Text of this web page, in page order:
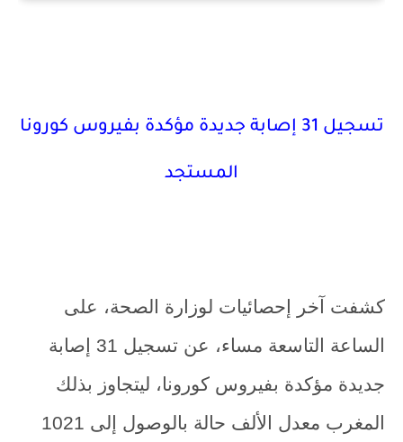
تسجيل 31 إصابة جديدة مؤكدة بفيروس كورونا
المستجد
كشفت آخر إحصائيات لوزارة الصحة، على
الساعة التاسعة مساء، عن تسجيل 31 إصابة
جديدة مؤكدة بفيروس كورونا، ليتجاوز بذلك
المغرب معدل الألف حالة بالوصول إلى 1021